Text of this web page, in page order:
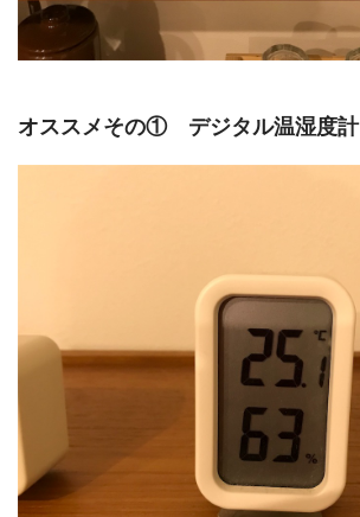
オススメその① デジタル温湿度計